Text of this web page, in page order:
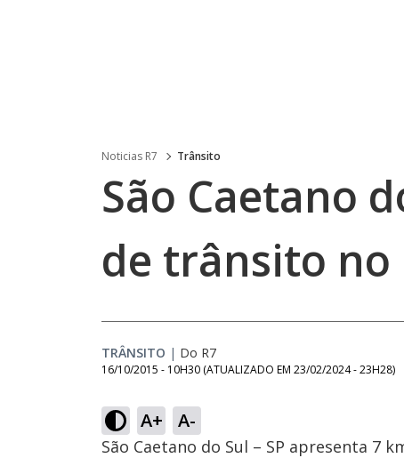
Noticias R7 Trânsito
São Caetano
de trânsito
TRÂNSITO | Do R7
16/10/2015 - 10H30 (ATUALIZADO EM 23/02/2024 - 23H28)
A+ A-
São Caetano do Sul – SP apresenta 7